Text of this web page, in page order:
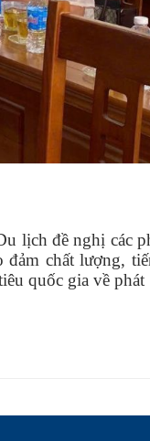
lịch đề nghị các
đảm chất lượng,
quốc gia về phát